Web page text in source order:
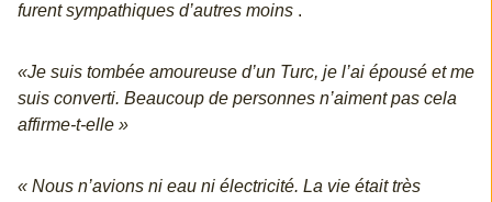
furent sympathiques d’autres moins.
«Je suis tombée amoureuse d’un Turc, je l’ai épousé et me
suis converti. Beaucoup de personnes n’aiment pas cela
affirme-t-elle »
« Nous n’avions ni eau ni électricité. La vie était très